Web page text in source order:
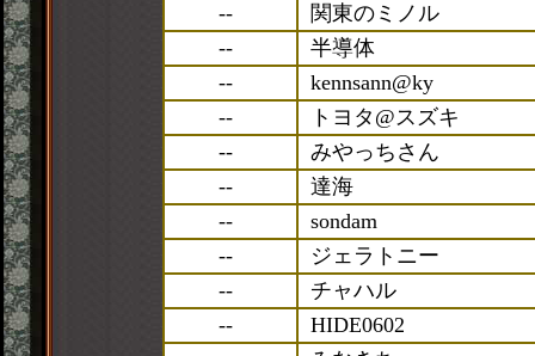
--
関東のミノル
--
半導体
--
kennsann@ky
--
トヨタ@スズキ
--
みやっちさん
--
達海
--
sondam
--
ジェラトニー
--
チャハル
--
HIDE0602